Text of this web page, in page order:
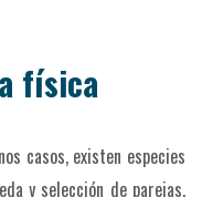
física
casos, existen especies
y selección de parejas,